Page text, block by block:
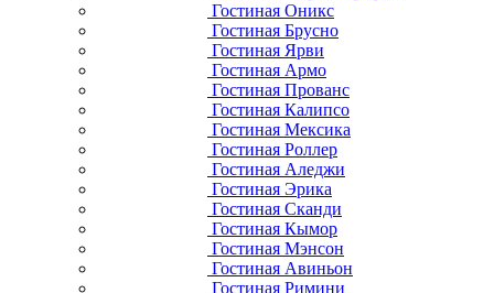
Гостиная Оникс
Гостиная Брусно
Гостиная Ярви
Гостиная Армо
Гостиная Прованс
Гостиная Калипсо
Гостиная Мексика
Гостиная Роллер
Гостиная Аледжи
Гостиная Эрика
Гостиная Сканди
Гостиная Кымор
Гостиная Мэнсон
Гостиная Авиньон
Гостиная Римини